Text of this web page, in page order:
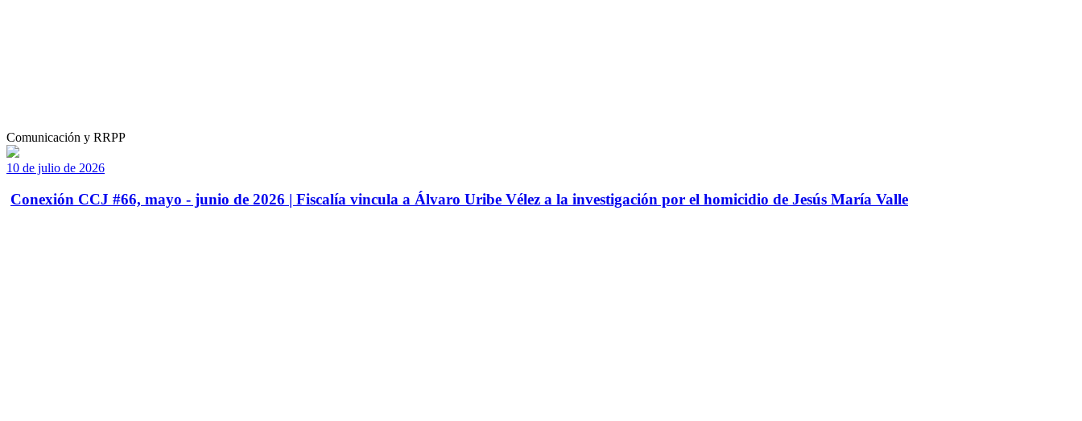
Comunicación y RRPP
10 de julio de 2026
Conexión CCJ #66, mayo - junio de 2026 | Fiscalía vincula a Álvaro Uribe Vélez a la investigación por el homicidio de Jesús María Valle